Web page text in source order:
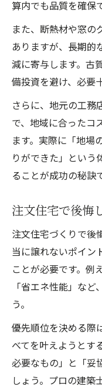
算内でも品質を確保
また、断熱材や窓の
ありますが、長期的
減に寄与します。古
備投資を避け、必要
さらに、地元の工務
で、地域に合ったコ
ます。実際に「地場
りができた」という
ることが成功の秘訣
注文住宅で後悔
注文住宅づくりで後
当に譲れないポイン
ことが必要です。例
「省エネ性能」な
う。
優先順位を決める際
べてを叶えようとす
必要なもの」と「妥
しょう。プロの建築